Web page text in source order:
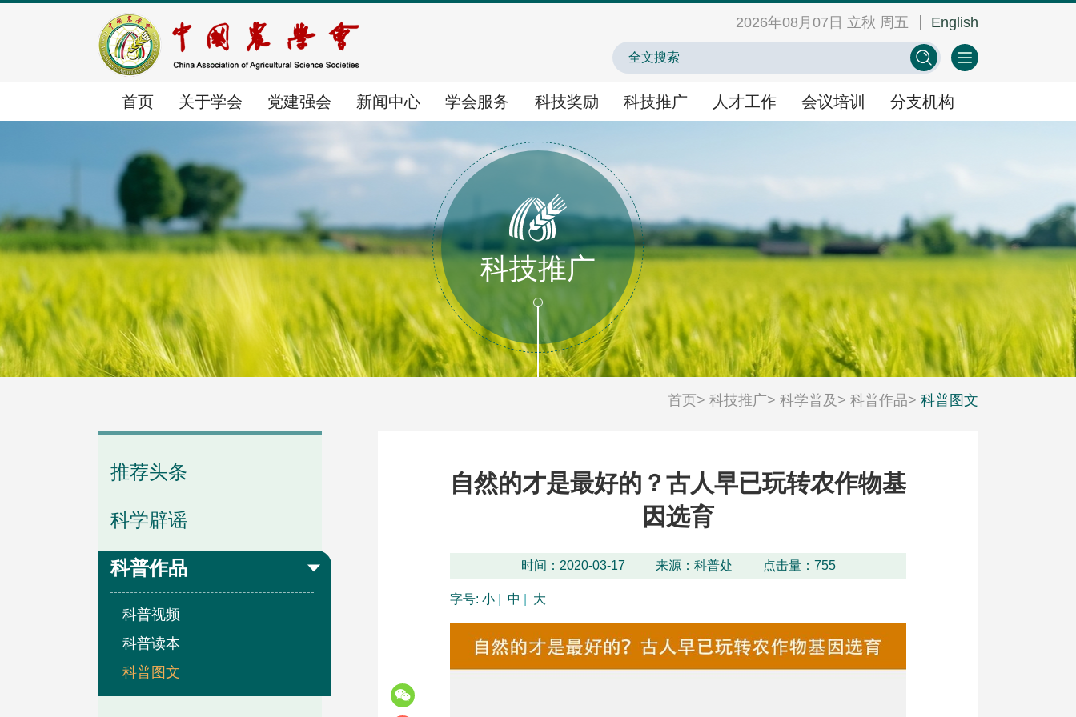
2026年08月07日 立秋 周五 English
首页 关于学会 党建强会 新闻中心 学会服务 科技奖励 科技推广 人才工作 会议培训 分支机构
中国农业农村人才网 中心学会门户网 EN
关于学会
学会简介
组织体系
学会章程
党建动态
群团工作
时政要闻
学会要闻
学术交流
智库咨询
科技奖励
国家科学技术奖提名
神农中华农业科技奖
科技推广
农业新技术新产品新场景
农业主导品种主推技术
农业“火花技术”
人才举荐
人才研修
科技工作者风采
学术会议
教育培训
活动日历
科技推广
首页> 科技推广> 科学普及 > 科普作品> 科普图文
推荐头条
科学辟谣
科普作品
科普视频
科普读本
科普图文
自然的才是最好的？古人早已玩转农作物基
因选育
时间：2020-03-17 来源：科普处 点击量： 755
字号: 小 中 大